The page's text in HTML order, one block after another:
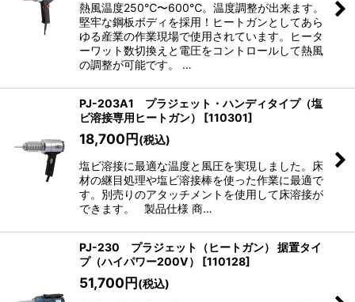
熱風温度250℃〜600℃。温度調整が出来ます。
堅牢な鋼板ボディを採用！ヒートガンとしてあら
ゆる産業の作業現場で使用されています。ヒータ
ーワット数切換えと電圧をコントロールして熱風
の調整が可能です。 …
PJ-203A1 プラジェット・ハンディタイプ（塩
ビ溶接専用ヒートガン）
[110301]
18,700円(税込)
塩ビ溶接に最適な温度と風圧を実現しました。床
材の継目処理や塩ビ溶接棒を使った作業に最適で
す。別売りのアタッチメントを使用して床溶接が
できます。 製品仕様 商…
PJ-230 プラジェット（ヒートガン） 据置タイ
プ（ハイパワー200V）
[110128]
51,700円(税込)